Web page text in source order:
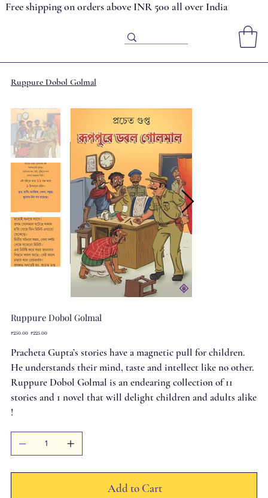
Free shipping on orders above INR 500 all over India
Ruppure Dobol Golmal
Ruppure Dobol Golmal
Original
₹250.00 Sale
₹225.00
Pracheta Gupta’s stories have a magnetic pull for children.
He understands their mind, taste and intellect like no other.
Ruppure Dobol Golmal is an endearing collection of 11
stories and 1 novel that will delight children and adults alike
!
Add to Cart